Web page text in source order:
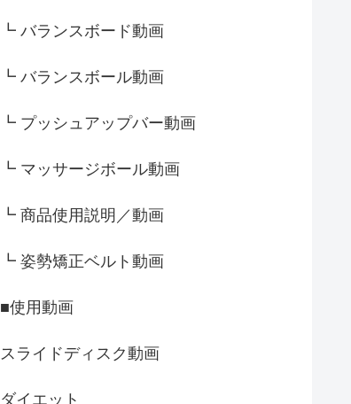
┗ バランスボード動画
┗ バランスボール動画
┗ プッシュアップバー動画
┗ マッサージボール動画
┗ 商品使用説明／動画
┗ 姿勢矯正ベルト動画
■使用動画
スライドディスク動画
ダイエット